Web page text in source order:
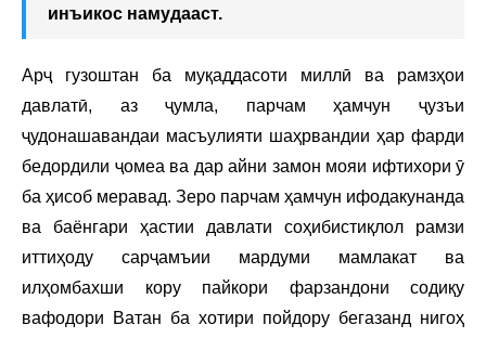
инъикос намудааст.
Арҷ гузоштан ба муқаддасоти миллӣ ва рамзҳои
давлатӣ, аз ҷумла, парчам ҳамчун ҷузъи
ҷудонашавандаи масъулияти шаҳрвандии ҳар фарди
бедордили ҷомеа ва дар айни замон мояи ифтихори ӯ
ба ҳисоб меравад. Зеро парчам ҳамчун ифодакунанда
ва баёнгари ҳастии давлати соҳибистиқлол рамзи
иттиҳоду сарҷамъии мардуми мамлакат ва
илҳомбахши кору пайкори фарзандони содиқу
вафодори Ватан ба хотири пойдору бегазанд нигоҳ